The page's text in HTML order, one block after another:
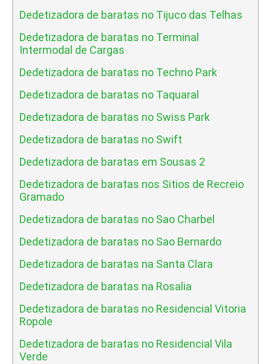
Dedetizadora de baratas no Tijuco das Telhas
Dedetizadora de baratas no Terminal
Intermodal de Cargas
Dedetizadora de baratas no Techno Park
Dedetizadora de baratas no Taquaral
Dedetizadora de baratas no Swiss Park
Dedetizadora de baratas no Swift
Dedetizadora de baratas em Sousas 2
Dedetizadora de baratas nos Sitios de Recreio
Gramado
Dedetizadora de baratas no Sao Charbel
Dedetizadora de baratas no Sao Bernardo
Dedetizadora de baratas na Santa Clara
Dedetizadora de baratas na Rosalia
Dedetizadora de baratas no Residencial Vitoria
Ropole
Dedetizadora de baratas no Residencial Vila
Verde